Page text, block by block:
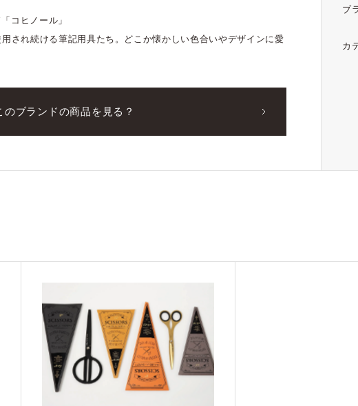
ブ
カ
コヒノール」
され続ける筆記用具たち。どこか懐かしい色合いやデザインに愛
のブランドの商品を見る？